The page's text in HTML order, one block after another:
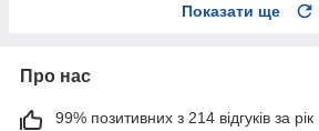
Показати ще
Про нас
99% позитивних з 214 відгуків за рік